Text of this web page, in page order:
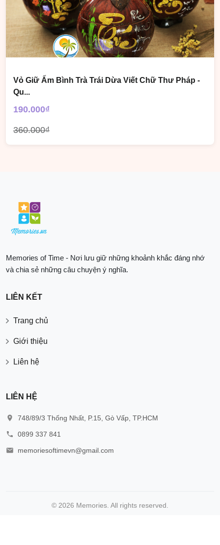
Vỏ Giữ Ấm Bình Trà Trái Dừa Viết Chữ Thư Pháp -
Qu...
190.000₫
360.000₫
Memories of Time - Nơi lưu giữ những khoảnh khắc đáng nhớ
và chia sẻ những câu chuyện ý nghĩa.
LIÊN KẾT
Trang chủ
Giới thiệu
Liên hệ
LIÊN HỆ
748/89/3 Thống Nhất, P.15, Gò Vấp, TP.HCM
0899 337 841
memoriesoftimevn@gmail.com
© 2026 Memories. All rights reserved.